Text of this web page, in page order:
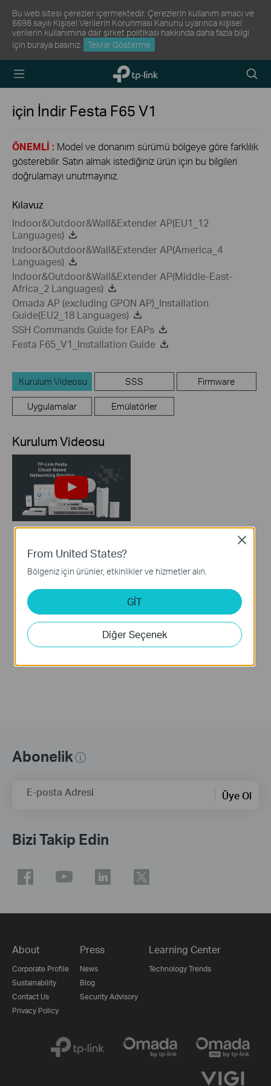
Bu web sitesi çerezler içermektedir. Çerezlerin kullanım amacı ve
6698 sayılı Kişisel Verilerin Korunması Kanunu uyarınca kişisel
verilerin kullanımına dair şirket politikası hakkında daha fazla bilgi
için buraya basınız. Tekrar Gösterme
TP-Link,
Reliably
Arama
için İndir Festa F65V1
ÖNEMLİ : Model ve donanım sürümü bölgeye göre farklılık
gösterebilir. Satın almak istediğiniz ürün için bu bilgileri
doğrulamayı unutmayınız.
Kılavuz
Indoor&Outdoor&Wall&Extender AP(EU1_12
Languages)
Indoor&Outdoor&Wall&Extender AP(America_4
Languages)
Indoor&Outdoor&Wall&Extender AP(Middle-East-
Africa_2 Languages)
Omada AP (excluding GPON AP)_Installation
Guide(EU2_18 Languages)
SSH Commands Guide for EAPs
Festa F65_V1_Installation Guide
Kurulum Videosu SSS Firmware
Uygulamalar Emülatörler
Kurulum Videosu
How to Build a
Centralized Network
with Festa Products
via Festa Cloud-
Based Controller
This video will introduce TP-Link Festa cloud-based networking solution and some basic network configuration.
Abonelik
E-posta Adresi Üye Ol
Bizi Takip Edin
About
Corporate Profile
Sustainability
Contact Us
Privacy Policy
Press
News
Blog
Security Advisory
Learning Center
Technology Trends
From United States?
Bölgeniz için ürünler, etkinlikler ve hizmetler alın.
GİT
Diğer Seçenek
Close